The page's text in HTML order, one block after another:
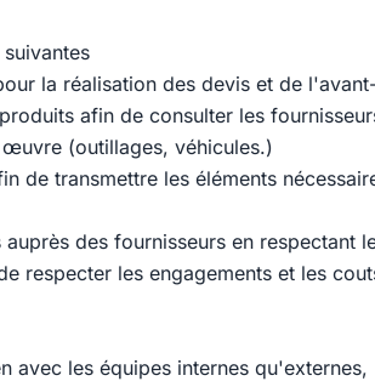
la réalisation des devis et de
afin de consulter les
(outillages, véhicules.)
de transmettre les éléments
des fournisseurs en respectant
respecter les engagements et les
avec les équipes internes qu'externes,